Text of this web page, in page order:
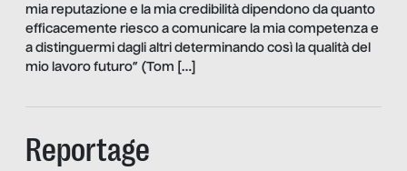
mia reputazione e la mia credibilità dipendono da quanto
efficacemente riesco a comunicare la mia competenza e
a distinguermi dagli altri determinando così la qualità del
mio lavoro futuro” (Tom […]
Reportage